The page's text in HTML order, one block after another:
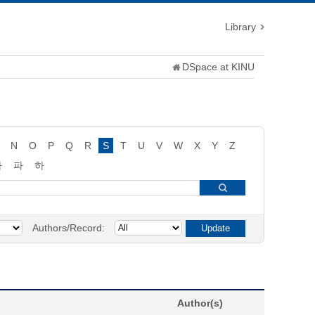
Library
DSpace at KINU
N O P Q R S T U V W X Y
Z
파
하
Authors/Record:
Author(s)